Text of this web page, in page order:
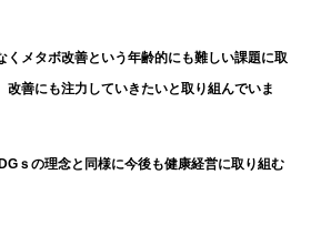
くメタボ改善という年齢的にも難しい課題に取
改善にも注力していきたいと取り組んでいま
ｓの理念と同様に今後も健康経営に取り組む